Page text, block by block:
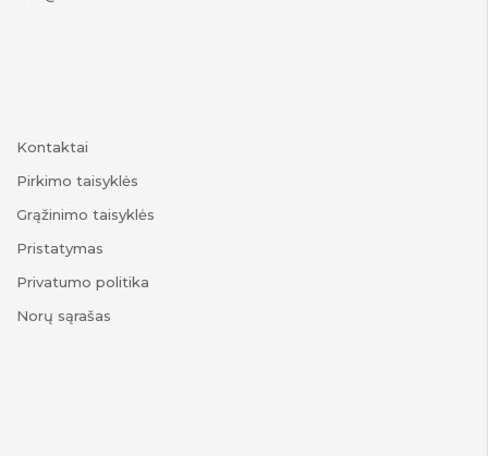
Kontaktai
Pirkimo taisyklės
Grąžinimo taisyklės
Pristatymas
Privatumo politika
Norų sąrašas